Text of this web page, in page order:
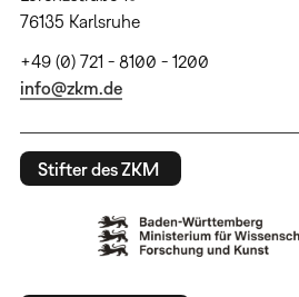
76135 Karlsruhe
+49 (0) 721 - 8100 - 1200
info@zkm.de
Stifter des ZKM